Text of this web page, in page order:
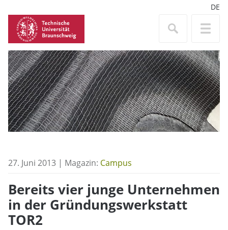
DE
27. Juni 2013 | Magazin: Campus
Bereits vier junge Unternehmen
in der Gründungswerkstatt
TOR2